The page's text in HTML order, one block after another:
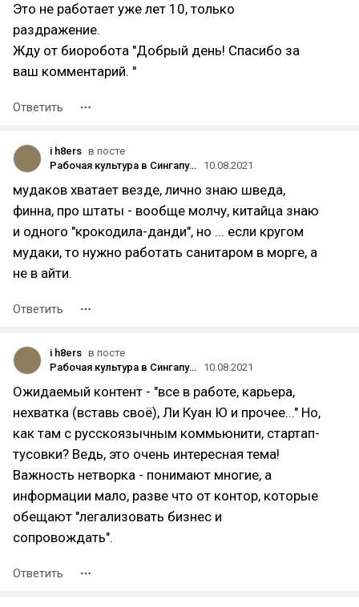
Это не работает уже лет 10, только
раздражение.
Жду от биоробота "Добрый день! Спасибо за
ваш комментарий. "
Ответить
i h8ers в посте
Рабочая культура в Сингапуре (burnout'ы, порно, депрессии)
10.08.2021
мудаков хватает везде, лично знаю шведа,
финна, про штаты - вообще молчу, китайца знаю
и одного "крокодила-данди", но ... если кругом
мудаки, то нужно работать санитаром в морге, а
не в айти.
Ответить
i h8ers в посте
Рабочая культура в Сингапуре (burnout'ы, порно, депрессии)
10.08.2021
Ожидаемый контент - "все в работе, карьера,
нехватка (вставь своё), Ли Куан Ю и прочее..." Но,
как там с русскоязычным коммьюнити, стартап-
тусовки? Ведь, это очень интересная тема!
Важность нетворка - понимают многие, а
информации мало, разве что от контор, которые
обещают "легализовать бизнес и
сопровождать".
Ответить